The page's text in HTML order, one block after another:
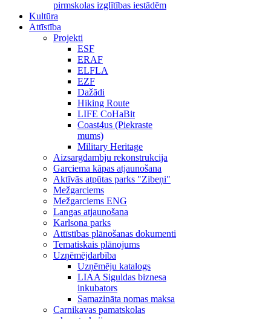
pirmskolas izglītības iestādēm
Kultūra
Attīstība
Projekti
ESF
ERAF
ELFLA
EZF
Dažādi
Hiking Route
LIFE CoHaBit
Coast4us (Piekraste
mums)
Military Heritage
Aizsargdambju rekonstrukcija
Garciema kāpas atjaunošana
Aktīvās atpūtas parks "Zibeņi"
Mežgarciems
Mežgarciems ENG
Langas atjaunošana
Karlsona parks
Attīstības plānošanas dokumenti
Tematiskais plānojums
Uzņēmējdarbība
Uzņēmēju katalogs
LIAA Siguldas biznesa
inkubators
Samazināta nomas maksa
Carnikavas pamatskolas